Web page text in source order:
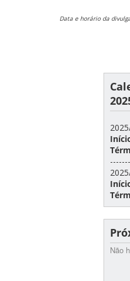
Data e horário da
Não